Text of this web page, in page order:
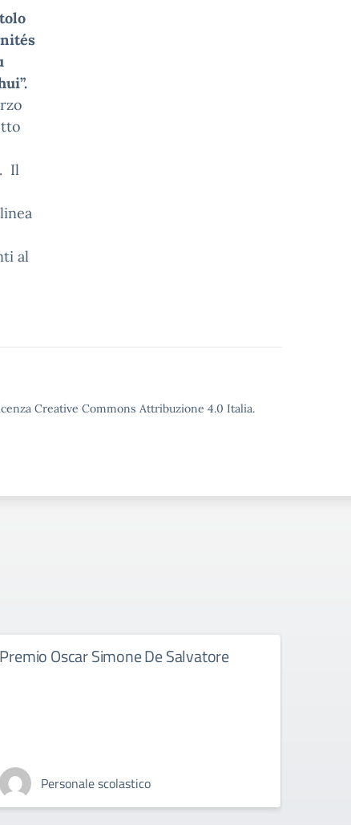
Il
al
Creative Commons Attribuzione 4.0 Italia.
Premio Oscar Simone De Salvatore
Personale scolastico